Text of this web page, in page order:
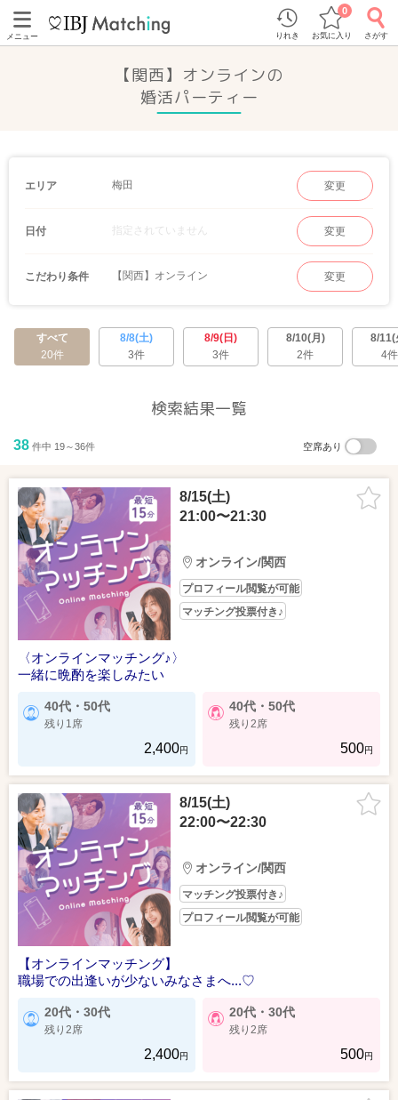
メニュー りれき お気に入り
0
さがす
【関西】オンラインの
婚活パーティー
エリア 梅田 変更
日付 指定されていません 変更
こだわり条件 【関西】オンライン 変更
すべて
20件
8/8(土)
3件
8/9(日)
3件
8/10(月)
2件
8/11(
4件
検索結果一覧
38 件中 19～36件 空席あり
8/15(土)
21:00〜21:30
オンライン/関西
プロフィール閲覧が可能
マッチング投票付き♪
〈オンラインマッチング♪〉
一緒に晩酌を楽しみたい
40代・50代
残り1席
2,400円
40代・50代
残り2席
500円
8/15(土)
22:00〜22:30
オンライン/関西
マッチング投票付き♪
プロフィール閲覧が可能
【オンラインマッチング】
職場での出逢いが少ないみなさまへ...♡
20代・30代
残り2席
2,400円
20代・30代
残り2席
500円